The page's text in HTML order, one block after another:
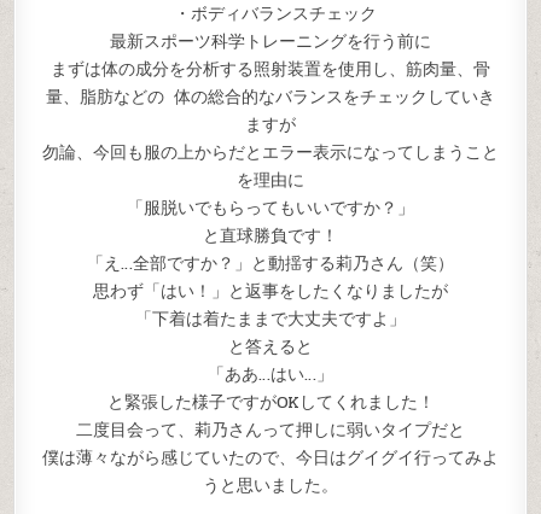
・ボディバランスチェック
最新スポーツ科学トレーニングを行う前に
まずは体の成分を分析する照射装置を使用し、筋肉量、骨
量、脂肪などの 体の総合的なバランスをチェックしていき
ますが
勿論、今回も服の上からだとエラー表示になってしまうこと
を理由に
「服脱いでもらってもいいですか？」
と直球勝負です！
「え…全部ですか？」と動揺する莉乃さん（笑）
思わず「はい！」と返事をしたくなりましたが
「下着は着たままで大丈夫ですよ」
と答えると
「ああ…はい…」
と緊張した様子ですがOKしてくれました！
二度目会って、莉乃さんって押しに弱いタイプだと
僕は薄々ながら感じていたので、今日はグイグイ行ってみよ
うと思いました。